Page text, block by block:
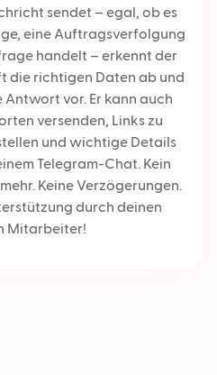
sendet – egal, ob es
eine Auftragsverfolgung
handelt – erkennt der
die richtigen Daten ab und
vor. Er kann auch
versenden, Links zu
und wichtige Details
Telegram-Chat. Kein
Keine Verzögerungen.
durch deinen
Mitarbeiter!